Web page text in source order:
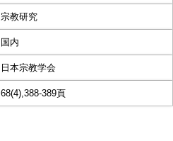
宗教研究
国内
日本宗教学会
68(4),388-389頁